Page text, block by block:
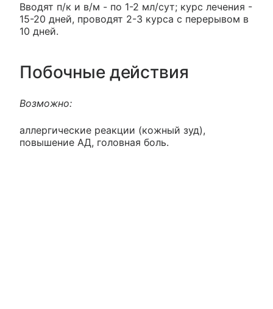
Вводят п/к и в/м - по 1-2 мл/сут; курс лечения -
15-20 дней, проводят 2-3 курса с перерывом в
10 дней.
Побочные действия
Возможно:
аллергические реакции (кожный зуд),
повышение АД, головная боль.